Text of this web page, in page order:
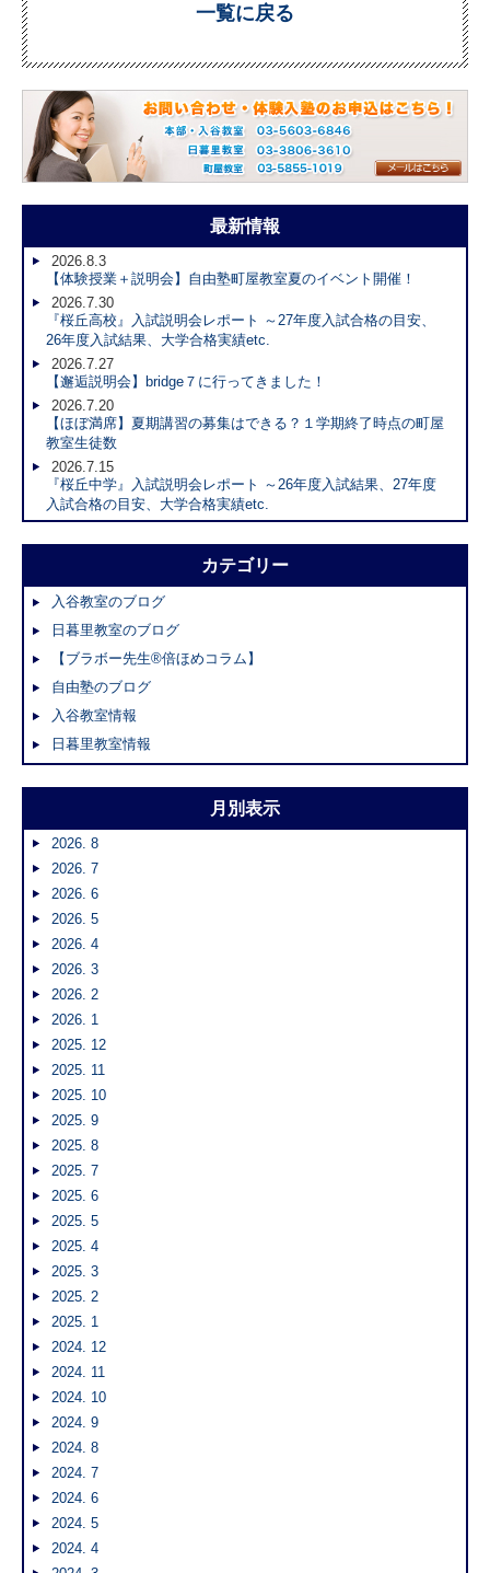
一覧に戻る
最新情報
2026.8.3
【体験授業＋説明会】自由塾町屋教室夏のイベント開催！
2026.7.30
『桜丘高校』入試説明会レポート ～27年度入試合格の目安、
26年度入試結果、大学合格実績etc.
2026.7.27
【邂逅説明会】bridge７に行ってきました！
2026.7.20
【ほぼ満席】夏期講習の募集はできる？１学期終了時点の町屋
教室生徒数
2026.7.15
『桜丘中学』入試説明会レポート ～26年度入試結果、27年度
入試合格の目安、大学合格実績etc.
カテゴリー
入谷教室のブログ
日暮里教室のブログ
【ブラボー先生®倍ほめコラム】
自由塾のブログ
入谷教室情報
日暮里教室情報
月別表示
2026. 8
2026. 7
2026. 6
2026. 5
2026. 4
2026. 3
2026. 2
2026. 1
2025. 12
2025. 11
2025. 10
2025. 9
2025. 8
2025. 7
2025. 6
2025. 5
2025. 4
2025. 3
2025. 2
2025. 1
2024. 12
2024. 11
2024. 10
2024. 9
2024. 8
2024. 7
2024. 6
2024. 5
2024. 4